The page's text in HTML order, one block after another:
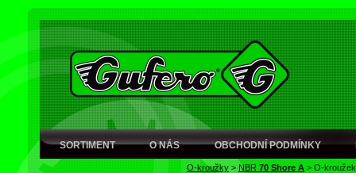
SORTIMENT O NÁS OBCHODNÍ PODMÍNKY
O-kroužky > NBR 70 Shore A > O-